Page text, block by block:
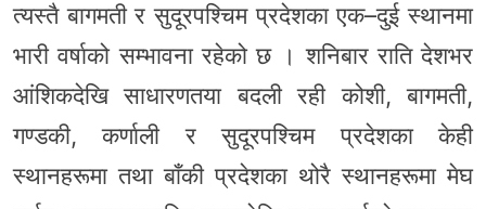
त्यस्तै बागमती र सुदूरपश्चिम प्रदेशका एक–दुई स्थानमा
भारी वर्षाको सम्भावना रहेको छ । शनिबार राति देशभर
आंशिकदेखि साधारणतया बदली रही कोशी, बागमती,
गण्डकी, कर्णाली र सुदूरपश्चिम प्रदेशका केही
स्थानहरूमा तथा बाँकी प्रदेशका थोरै स्थानहरूमा मेघ